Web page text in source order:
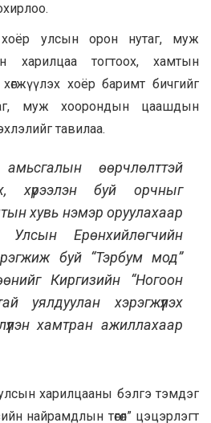
улсын орон нутаг, муж
харилцаа тогтоох, хамтын
хөгжүүлэх хоёр баримт бичгийг
муж хоорондын цаашдын
тавилаа.
өөрчлөлттэй
хүрээлэн буй орчныг
хувь нэмэр оруулахаар
Улсын Ерөнхийлөгчийн
буй “Тэрбум мод”
Киргизийн “Ногоон
уялдуулан хэрэгжүүлэх
хамтран ажиллахаар
харилцааны бэлгэ тэмдэг
найрамдлын төгөл” цэцэрлэгт